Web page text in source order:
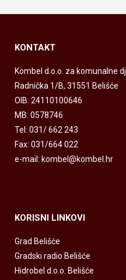
KONTAKT
Kombel d.o.o. za komunalne
Radnička 1/B, 31551 Belišće
OIB: 24110100646
MB: 0578746
Tel: 031/ 662 243
Fax: 031/664 022
e-mail: kombel@kombel.hr
KORISNI LINKOVI
Grad Belišće
Gradski radio Belišće
Hidrobel d.o.o. Belišće